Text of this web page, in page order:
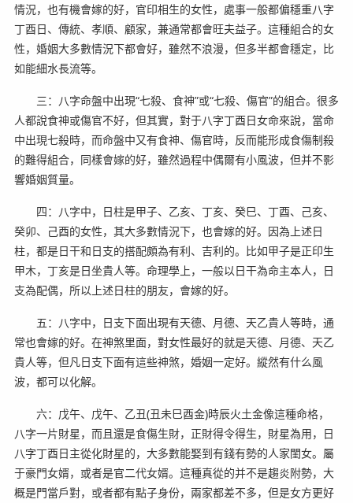
情況，也有機會嫁的好，官印相生的女性，處事一般都偏穩重八字
丁酉日、傳統、孝順、顧家，兼通常都會旺夫益子。這種組合的女
性，婚姻大多數情況下都會好，雖然不浪漫，但多半都會穩定，比
如能細水長流等。
三：八字命盤中出現“七殺、食神”或“七殺、傷官”的組合。很多
人都說食神或傷官不好，但其實，對于八字丁酉日女命來說，當命
中出現七殺時，而命盤中又有食神、傷官時，反而能形成食傷制殺
的難得組合，同樣會嫁的好，雖然過程中偶爾有小風波，但并不影
響婚姻質量。
四：八字中，日柱是甲子、乙亥、丁亥、癸巳、丁酉、己亥、
癸卯、己酉的女性，其大多數情況下，也會嫁的好。因為上述日
柱，都是日干和日支的搭配頗為有利、吉利的。比如甲子是正印生
甲木，丁亥是日坐貴人等。命理學上，一般以日干為命主本人，日
支為配偶，所以上述日柱的朋友，會嫁的好。
五：八字中，日支下面出現有天德、月德、天乙貴人等時，通
常也會嫁的好。在神煞里面，對女性最好的就是天德、月德、天乙
貴人等，但凡日支下面有這些神煞，婚姻一定好。縱然有什么風
波，都可以化解。
六：戊午、戊午、乙丑(丑未巳酉金)時辰火土金像這種命格，
八字一片財星，而且還是食傷生財，正財得令得生，財星為用，日
八字丁酉日主從化財星的，大多數能娶到有錢有勢的人家閨女。屬
于豪門女婿，或者是官二代女婿。這種真從的并不是趨炎附勢，大
概是門當戶對，或者都有點子身份，兩家都差不多，但是女方更好